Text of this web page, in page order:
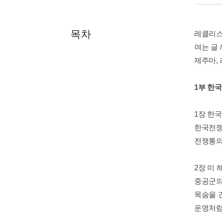
목차
레클리
여는 글
제주마,
1부 한
1장 한
한국전
전쟁통
2장 미
중공군
목숨을
운명처